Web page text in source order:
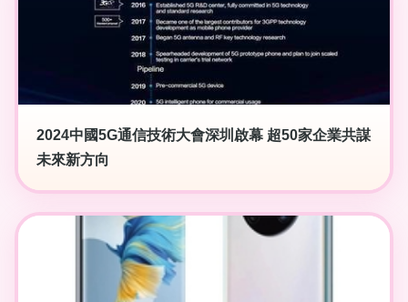
2024中國5G通信技術大會深圳啟幕 超50家企業共謀
未來新方向